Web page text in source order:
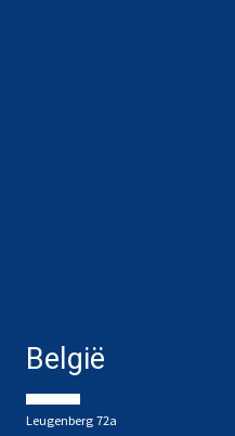
België
Leugenberg 72a